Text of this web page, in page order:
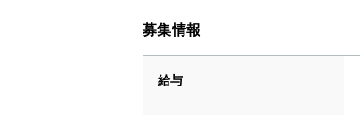
募集情報
給与